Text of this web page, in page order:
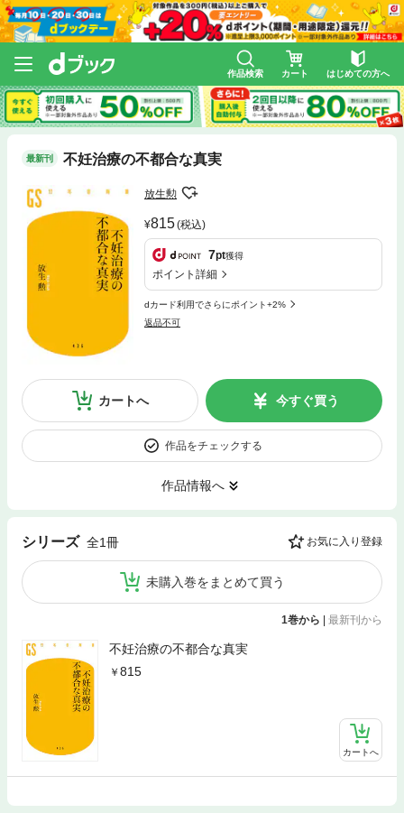
作品検索 カート はじめての方へ
最新刊 不妊治療の不都合な真実
放生勲
815(税込)
7pt獲得
ポイント詳細
dカード利用でさらにポイント+2%
返品不可
カートへ 今すぐ買う
作品をチェックする
作品情報へ
シリーズ 全1冊 お気に入り登録
未購入巻をまとめて買う
1巻から | 最新刊から
不妊治療の不都合な真実
815
カートへ